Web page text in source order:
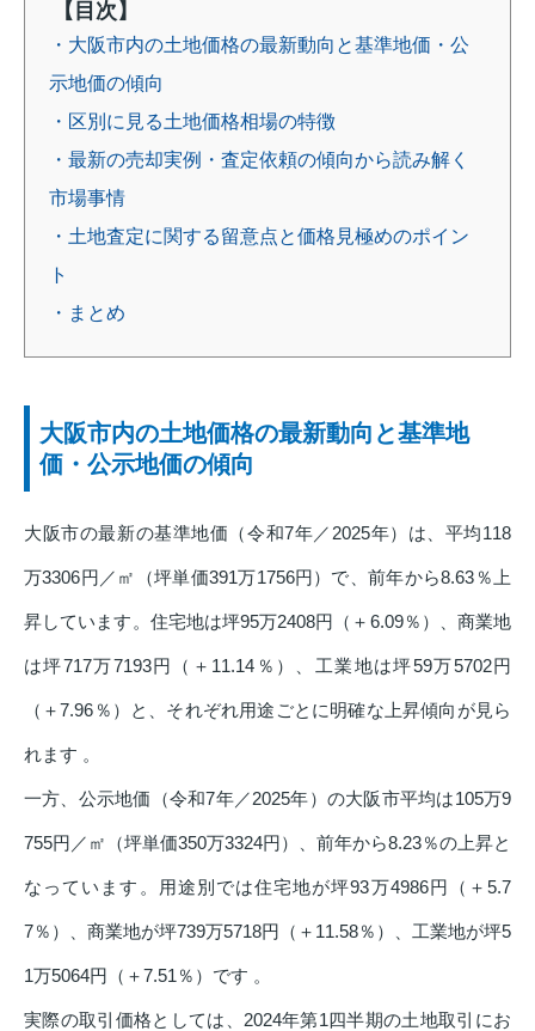
【目次】
・大阪市内の土地価格の最新動向と基準地価・公
示地価の傾向
・区別に見る土地価格相場の特徴
・最新の売却実例・査定依頼の傾向から読み解く
市場事情
・土地査定に関する留意点と価格見極めのポイン
ト
・まとめ
大阪市内の土地価格の最新動向と基準地
価・公示地価の傾向
大阪市の最新の基準地価（令和7年／2025年）は、平均118
万3306円／㎡（坪単価391万1756円）で、前年から8.63％上
昇しています。住宅地は坪95万2408円（＋6.09％）、商業地
は坪717万7193円（＋11.14％）、工業地は坪59万5702円
（＋7.96％）と、それぞれ用途ごとに明確な上昇傾向が見ら
れます 。
一方、公示地価（令和7年／2025年）の大阪市平均は105万9
755円／㎡（坪単価350万3324円）、前年から8.23％の上昇と
なっています。用途別では住宅地が坪93万4986円（＋5.7
7％）、商業地が坪739万5718円（＋11.58％）、工業地が坪5
1万5064円（＋7.51％）です 。
実際の取引価格としては、2024年第1四半期の土地取引にお